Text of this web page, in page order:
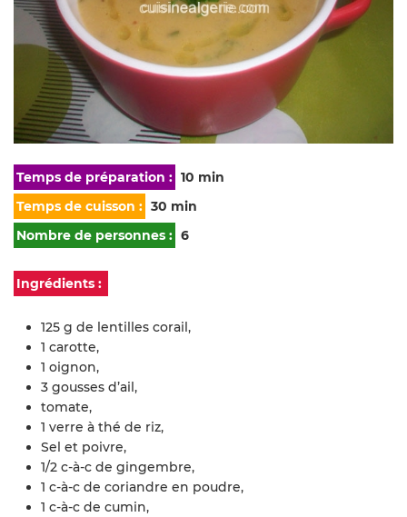
Temps de préparation : 10 min
Temps de cuisson : 30 min
Nombre de personnes : 6
Ingrédients :
125 g de lentilles corail,
1 carotte,
1 oignon,
3 gousses d’ail,
tomate,
1 verre à thé de riz,
Sel et poivre,
1/2 c-à-c de gingembre,
1 c-à-c de coriandre en poudre,
1 c-à-c de cumin,